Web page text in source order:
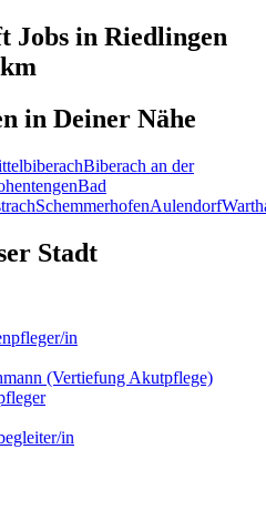
Jobs in Riedlingen
in Deiner Nähe
Biberach an der
Bad
SchemmerhofenAulendorf
Stadt
in
(Vertiefung Akutpflege)
in